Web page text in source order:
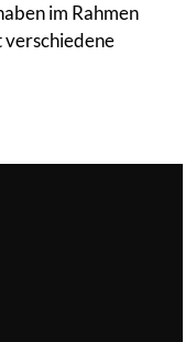
im Rahmen
verschiedene